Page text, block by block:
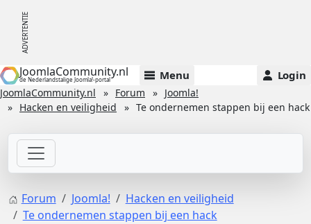
JoomlaCommunity.nl
de Nederlandstalige Joomla!-portal Menu Login
JoomlaCommunity.nl Forum
Joomla!
Hacken en veiligheid
Te ondernemen stappen bij een hack
Forum Joomla!
Hacken en veiligheid
Te ondernemen stappen bij een hack